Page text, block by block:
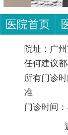
医院首页
院址：广
任何建议
所有门诊
准
门诊时间